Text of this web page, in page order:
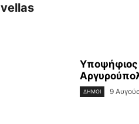
vellas
Υποψήφιος
ΔΉΜΟΙ 9